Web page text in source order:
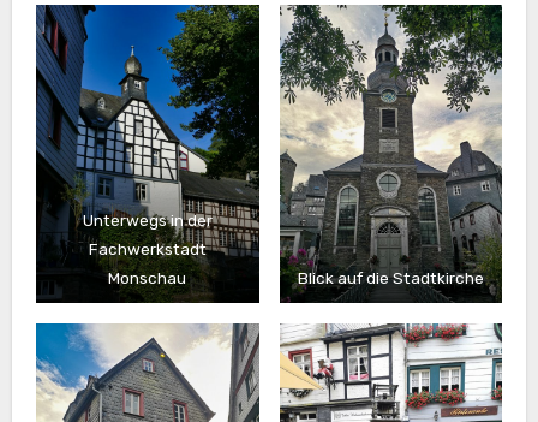
Unterwegs in der
Fachwerkstadt
Monschau
Blick auf die Stadtkirche